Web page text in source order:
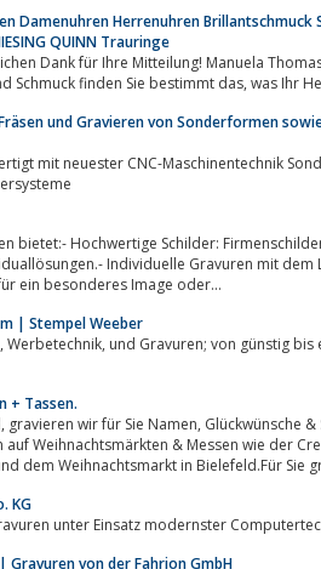
Damenuhren Herrenuhren
QUINN Trauringe
Schmuck finden Sie bestimmt das, was Ihr
und Gravieren von Sonderformen
mit neuester CNC-Maschinentechnik
Schilder: Firmenschilder, Namensschilder, Schlüsselanhänger
Individuelle Gravuren mit dem Laser auf Glas,
ein besonderes Image oder...
| Stempel Weeber
+ Tassen.
& Messen wie der Creativa in
dem Weihnachtsmarkt in Bielefeld.Für Sie
KG
unter Einsatz modernster
von der Fahrion GmbH